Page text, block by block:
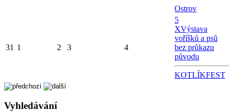
Ostrov
31 1 2 3 4
5
XVýstava
voříšků a psů
bez průkazu
původu
KOTLÍKFEST
Vyhledávání